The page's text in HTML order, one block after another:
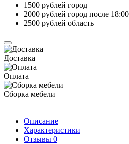
1500 рублей город
2000 рублей город после 18:00
2500 рублей область
Доставка
Оплата
Сборка мебели
Описание
Характеристики
Отзывы 0